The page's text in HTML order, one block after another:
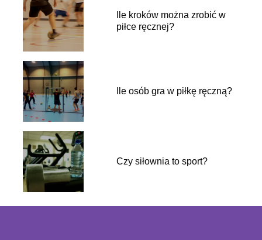
Ile kroków można zrobić w
piłce ręcznej?
Ile osób gra w piłkę ręczną?
Czy siłownia to sport?